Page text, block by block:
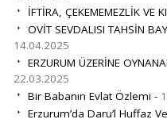
İFTİRA, ÇEKEMEMEZLİK VE
OVİT SEVDALISI TAHSİN
14.04.2025
ERZURUM ÜZERİNE
22.03.2025
Bir Babanın Evlat Özlemi -
Erzurum’da Daru’l Huffaz